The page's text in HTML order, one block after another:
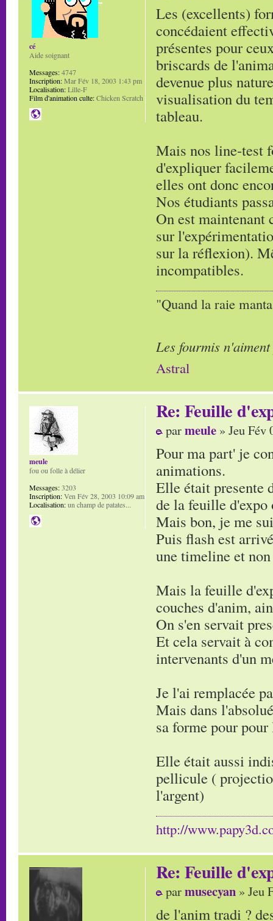
Les (excellents)
concédaient
présentes pour
briscards de
devenue plus
visualisation du
tableau.
Mais nos line-test
d'expliquer
elles ont donc
Nos étudiants
On est maintenant
sur
sur la réflexion).
incompatibles.
"Quand la raie
Les fourmis
Astral
cé
Aide soignant
Messages:4747
Inscription:Mar Fév 18, 2003 1:43 pm
Localisation:Lille-F
Film d'animation culte:Chicken Scratch
Re: Feuille
parmeule » Jeu Fév
Pour ma part' je
animations.
Elle était presente
de la feuille
Mais bon, je me
Puis flash est
une timeline et
Mais la feuille
couches d'anim,
On s'en servait
Et cela servait à
intervenants d'un
Je l'ai remplacée
Mais dans
sa forme pour
Elle était aussi
pellicule (
l'argent)
http://
meule
fou ou folle à délier
Messages:3203
Inscription:Ven Fév 28, 2003 10:09 am
Localisation:un champ de patates...
Re: Feuille
parmusecyan » Jeu
de l'anim tradi ?